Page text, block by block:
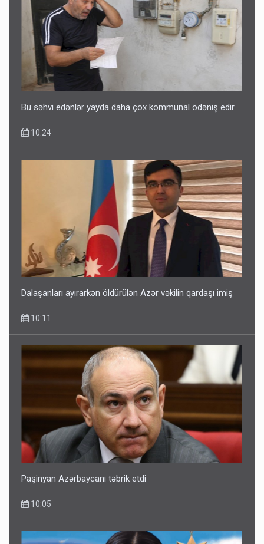
Bu səhvi edənlər yayda daha çox kommunal ödəniş edir
10:24
Dalaşanları ayırarkən öldürülən Azər vəkilin qardaşı imiş
10:11
Paşinyan Azərbaycanı təbrik etdi
10:05